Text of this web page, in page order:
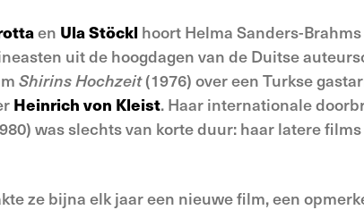
en Ula Stöckl hoort Helma Sanders-
uit de hoogdagen van de Duitse
Shirins Hochzeit(1976) over een Turkse
Heinrich von Kleist. Haar internationale
was slechts van korte duur: haar latere
ze bijna elk jaar een nieuwe film, een